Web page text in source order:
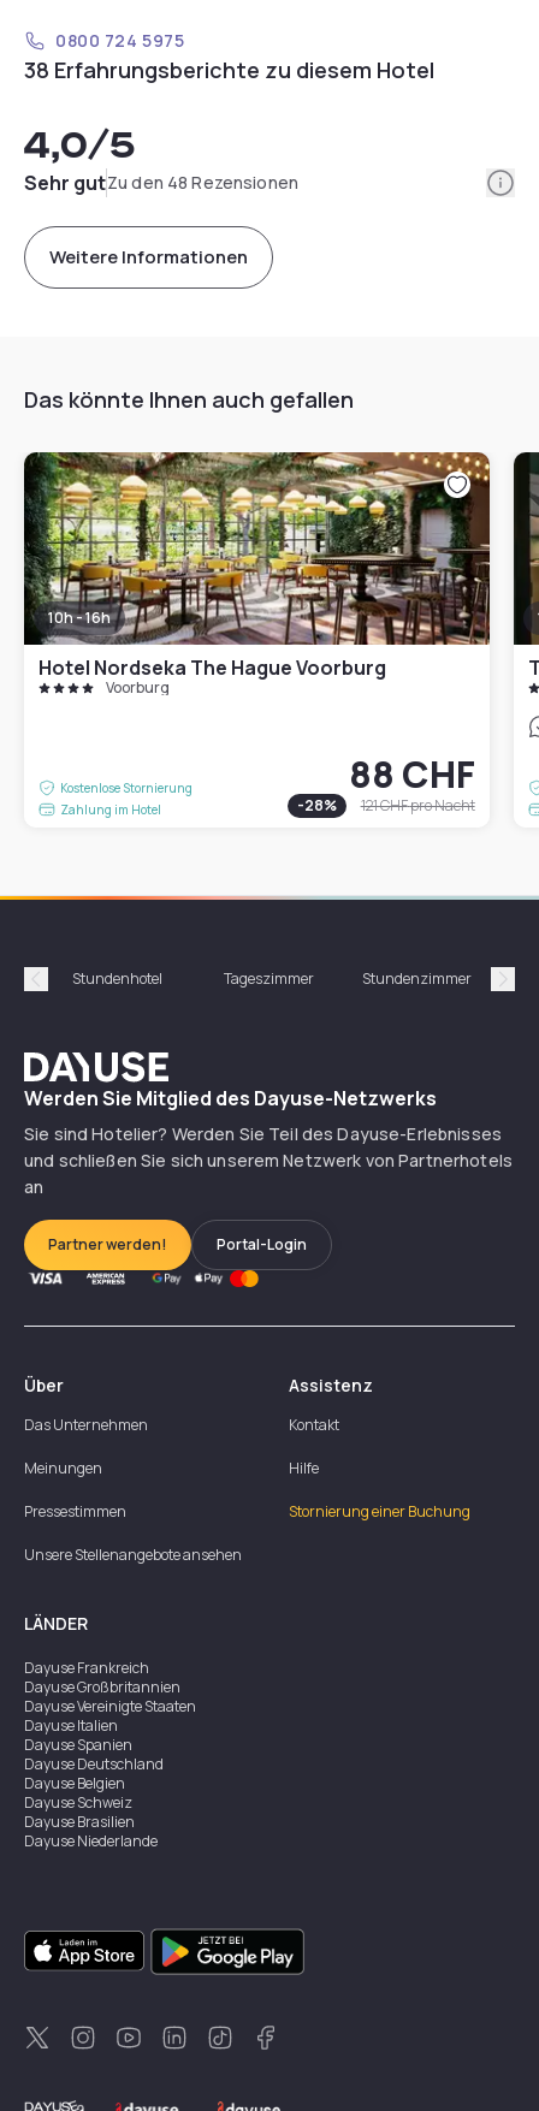
0800 724 5975
38 Erfahrungsberichte zu diesem Hotel
4,0/5
Sehr gutZu den 48 Rezensionen
Weitere Informationen
Das könnte Ihnen auch gefallen
10h - 16h
Hotel Nordseka The Hague Voorburg
Voorburg
Kostenlose Stornierung
Zahlung im Hotel
88 CHF
-28% 121 CHFpro Nacht
Précédent
Stundenhotel Tageszimmer Stundenzimmer
Dayuse
Werden Sie Mitglied des Dayuse-Netzwerks
Sie sind Hotelier? Werden Sie Teil des Dayuse-Erlebnisses
und schließen Sie sich unserem Netzwerk von Partnerhotels
an
Partner werden! Portal-Login
Über
Das Unternehmen
Meinungen
Pressestimmen
Unsere Stellenangebote ansehen
Assistenz
Kontakt
Hilfe
Stornierung einer Buchung
LÄNDER
DayuseFrankreich
DayuseGroßbritannien
DayuseVereinigte Staaten
DayuseItalien
DayuseSpanien
DayuseDeutschland
DayuseBelgien
DayuseSchweiz
DayuseBrasilien
DayuseNiederlande
DayuseKanada
DayuseSingapur
DayuseZweden
DayuseKorea
DayuseNeuseeland